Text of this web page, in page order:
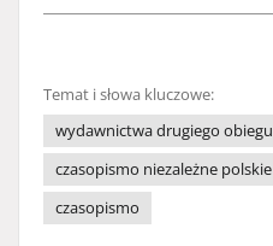
Temat i słowa kluczowe:
wydawnictwa drugiego obiegu
czasopismo niezależne polskie
czasopismo